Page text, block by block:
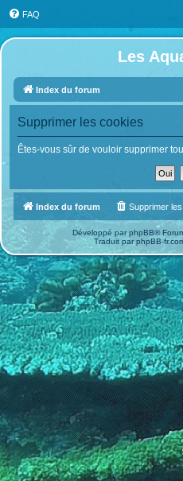
FAQ
Les
Index du forum
Supprimer les cookies
Êtes-vous sûr de vouloir supprimer
Index du forum Supprimer
Développé parphpBB®
Traduit parphpBB-